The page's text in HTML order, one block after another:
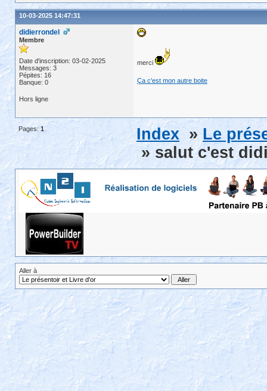
10-03-2025 14:47:31
didierrondel
Membre
Date d'inscription: 03-02-2025
Messages: 3
Pépites: 16
Banque: 0
merci
Ça c'est mon autre boite
Hors ligne
Pages:1 Index »Le
» salut c'est
Aller à